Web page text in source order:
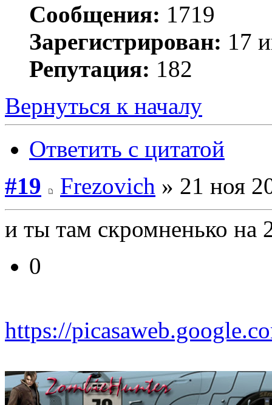
Сообщения: 1719
Зарегистрирован: 17
Репутация: 182
Вернуться к началу
Ответить с цитатой
#19
Frezovich » 21 ноя
и ты там скромненько
0
https://